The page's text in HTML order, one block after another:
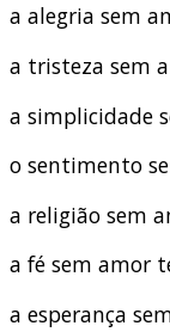
a alegria sem
a tristeza sem
a simplicidade
o sentimento
a religião sem
a fé sem amor
a esperança